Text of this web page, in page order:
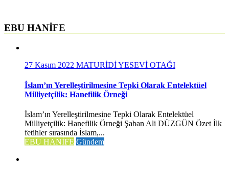
EBU HANİFE
27 Kasım 2022 MATURİDİ YESEVİ OTAĞI
İslam’ın Yerelleştirilmesine Tepki Olarak Entelektüel
Milliyetçilik: Hanefilik Örneği
İslam’ın Yerelleştirilmesine Tepki Olarak Entelektüel
Milliyetçilik: Hanefilik Örneği Şaban Ali DÜZGÜN Özet İlk
fetihler sırasında İslam,...
EBU HANİFE Gündem